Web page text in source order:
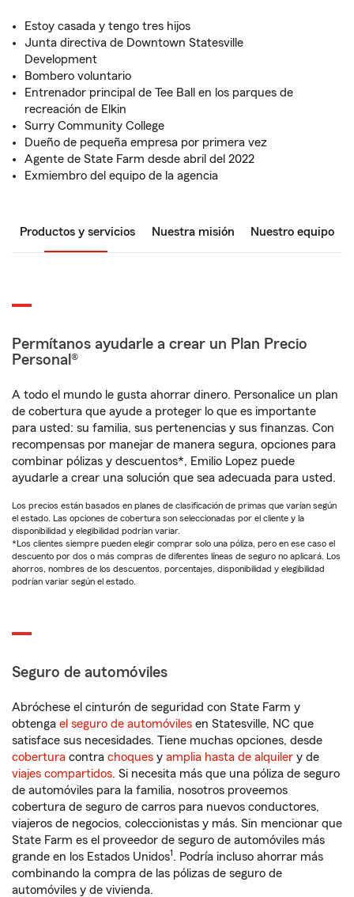
Estoy casada y tengo tres hijos
Junta directiva de Downtown Statesville
Development
Bombero voluntario
Entrenador principal de Tee Ball en los parques de
recreación de Elkin
Surry Community College
Dueño de pequeña empresa por primera vez
Agente de State Farm desde abril del 2022
Exmiembro del equipo de la agencia
Productos y servicios Nuestra misión Nuestro equipo
Permítanos ayudarle a crear un Plan Precio
Personal®
A todo el mundo le gusta ahorrar dinero. Personalice un plan
de cobertura que ayude a proteger lo que es importante
para usted: su familia, sus pertenencias y sus finanzas. Con
recompensas por manejar de manera segura, opciones para
combinar pólizas y descuentos*, Emilio Lopez puede
ayudarle a crear una solución que sea adecuada para usted.
Los precios están basados en planes de clasificación de primas que varían según
el estado. Las opciones de cobertura son seleccionadas por el cliente y la
disponibilidad y elegibilidad podrían variar.
*Los clientes siempre pueden elegir comprar solo una póliza, pero en ese caso el
descuento por dos o más compras de diferentes líneas de seguro no aplicará. Los
ahorros, nombres de los descuentos, porcentajes, disponibilidad y elegibilidad
podrían variar según el estado.
Seguro de automóviles
Abróchese el cinturón de seguridad con State Farm y
obtenga el seguro de automóviles en Statesville, NC que
satisface sus necesidades. Tiene muchas opciones, desde
cobertura contra choques y amplia hasta de alquiler y de
viajes compartidos. Si necesita más que una póliza de seguro
de automóviles para la familia, nosotros proveemos
cobertura de seguro de carros para nuevos conductores,
viajeros de negocios, coleccionistas y más. Sin mencionar que
State Farm es el proveedor de seguro de automóviles más
grande en los Estados Unidos1. Podría incluso ahorrar más
combinando la compra de las pólizas de seguro de
automóviles y de vivienda.